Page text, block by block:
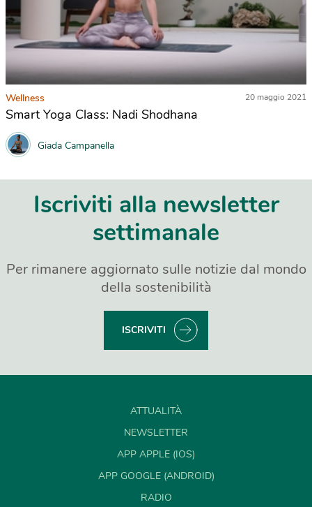
Wellness 20 maggio 2021
Smart Yoga Class: Nadi Shodhana
Giada Campanella
Iscriviti alla newsletter
settimanale
Per rimanere aggiornato sulle notizie dal mondo
della sostenibilità
ISCRIVITI
ATTUALITÀ
NEWSLETTER
APP APPLE (IOS)
APP GOOGLE (ANDROID)
RADIO